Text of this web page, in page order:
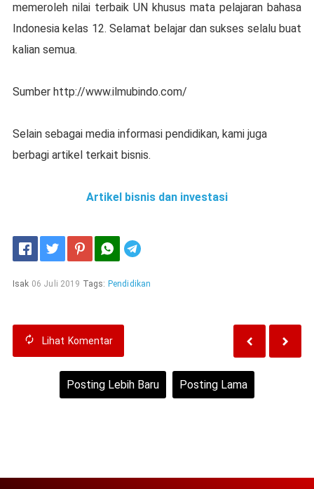
memeroleh nilai terbaik UN khusus mata pelajaran bahasa
Indonesia kelas 12. Selamat belajar dan sukses selalu buat
kalian semua.
Sumber http://www.ilmubindo.com/
Selain sebagai media informasi pendidikan, kami juga
berbagi artikel terkait bisnis.
Artikel bisnis dan investasi
Isak 06 Juli 2019 Tags: Pendidikan
Lihat Komentar
Posting Lebih Baru Posting Lama